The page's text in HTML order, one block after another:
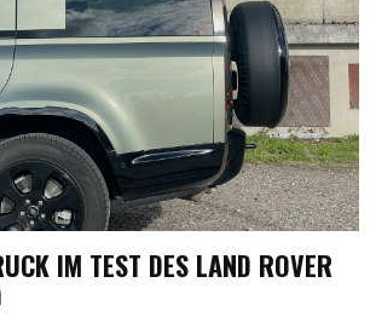
IM TEST DES LAND ROVER